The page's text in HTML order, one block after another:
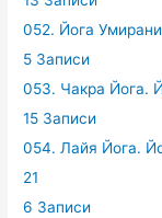
052. Йога
5 Записи
053. Чакра Йога.
15 Записи
054. Лайя Йога.
21
6 Записи